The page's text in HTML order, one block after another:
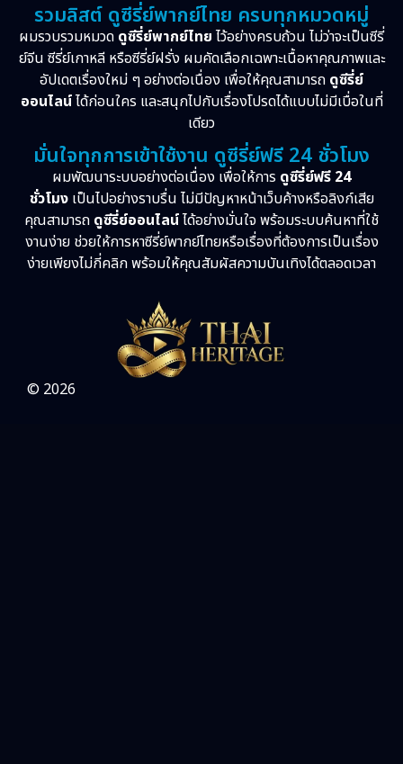
รวมลิสต์ ดูซีรี่ย์พากย์ไทย ครบทุกหมวดหมู่
ผมรวบรวมหมวด ดูซีรี่ย์พากย์ไทย ไว้อย่างครบถ้วน ไม่ว่าจะเป็นซีรี่
ย์จีน ซีรี่ย์เกาหลี หรือซีรี่ย์ฝรั่ง ผมคัดเลือกเฉพาะเนื้อหาคุณภาพและ
อัปเดตเรื่องใหม่ ๆ อย่างต่อเนื่อง เพื่อให้คุณสามารถ ดูซีรี่ย์
ออนไลน์ได้ก่อนใคร และสนุกไปกับเรื่องโปรดได้แบบไม่มีเบื่อในที่
เดียว
มั่นใจทุกการเข้าใช้งาน ดูซีรี่ย์ฟรี 24 ชั่วโมง
ผมพัฒนาระบบอย่างต่อเนื่อง เพื่อให้การ ดูซีรี่ย์ฟรี 24
ชั่วโมงเป็นไปอย่างราบรื่น ไม่มีปัญหาหน้าเว็บค้างหรือลิงก์เสีย
คุณสามารถ ดูซีรี่ย์ออนไลน์ได้อย่างมั่นใจ พร้อมระบบค้นหาที่ใช้
งานง่าย ช่วยให้การหาซีรี่ย์พากย์ไทยหรือเรื่องที่ต้องการเป็นเรื่อง
ง่ายเพียงไม่กี่คลิก พร้อมให้คุณสัมผัสความบันเทิงได้ตลอดเวลา
© 2026